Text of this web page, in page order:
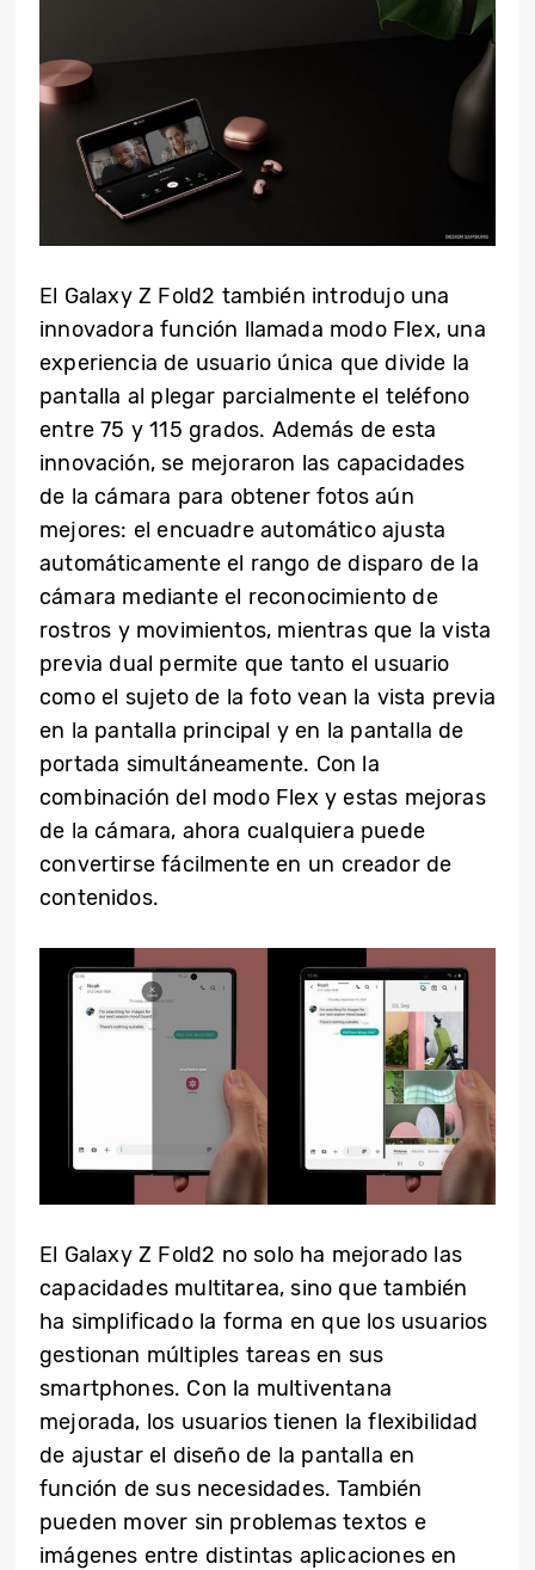
El Galaxy Z Fold2 también introdujo una
innovadora función llamada modo Flex, una
experiencia de usuario única que divide la
pantalla al plegar parcialmente el teléfono
entre 75 y 115 grados. Además de esta
innovación, se mejoraron las capacidades
de la cámara para obtener fotos aún
mejores: el encuadre automático ajusta
automáticamente el rango de disparo de la
cámara mediante el reconocimiento de
rostros y movimientos, mientras que la vista
previa dual permite que tanto el usuario
como el sujeto de la foto vean la vista previa
en la pantalla principal y en la pantalla de
portada simultáneamente. Con la
combinación del modo Flex y estas mejoras
de la cámara, ahora cualquiera puede
convertirse fácilmente en un creador de
contenidos.
El Galaxy Z Fold2 no solo ha mejorado las
capacidades multitarea, sino que también
ha simplificado la forma en que los usuarios
gestionan múltiples tareas en sus
smartphones. Con la multiventana
mejorada, los usuarios tienen la flexibilidad
de ajustar el diseño de la pantalla en
función de sus necesidades. También
pueden mover sin problemas textos e
imágenes entre distintas aplicaciones en